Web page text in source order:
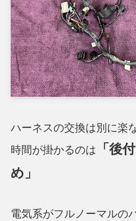
ハーネスの交換は別に楽
時間が掛かるのは
「後
め」
電気系がフルノーマルの